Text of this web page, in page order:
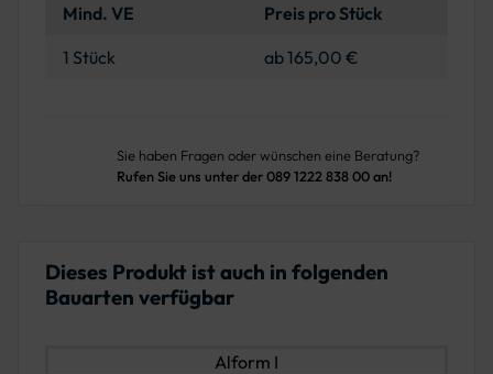
Mind. VE
Preis pro Stück
1 Stück
ab 165,00 €
Sie haben Fragen oder wünschen eine Beratung?
Rufen Sie uns unter der 089 1222 838 00 an!
Dieses Produkt ist auch in folgenden
Bauarten verfügbar
Alform I